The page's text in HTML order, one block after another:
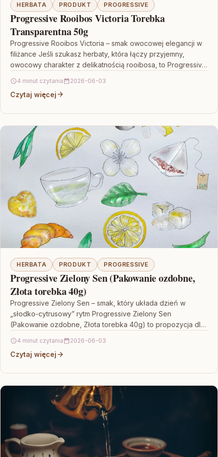
HERBATA PRODUKT PROGRESSIVE
Progressive Rooibos Victoria Torebka
Transparentna 50g
Progressive Rooibos Victoria – smak owocowej elegancji w
filiżance Jeśli szukasz herbaty, która łączy przyjemny,
owocowy charakter z delikatnością rooibosa, to Progressive
4 minut czytania 2026-06-03
Czytaj więcej
HERBATA PRODUKT PROGRESSIVE
Progressive Zielony Sen (Pakowanie ozdobne,
Złota torebka 40g)
Progressive Zielony Sen – smak, który układa dzień w
„słodko-cytrusowy” rytm Progressive Zielony Sen
(Pakowanie ozdobne, Złota torebka 40g) to propozycja dla
4 minut czytania 2026-06-03
Czytaj więcej